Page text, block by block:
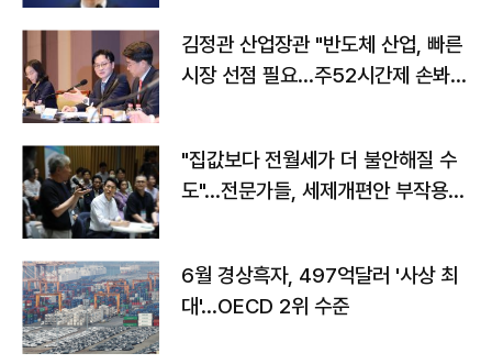
김정관 산업장관 "반도체 산업, 빠른
시장 선점 필요…주52시간제 손봐
"집값보다 전월세가 더 불안해질 수
도"…전문가들, 세제개편안 부작용
6월 경상흑자, 497억달러 '사상 최
대'…OECD 2위 수준